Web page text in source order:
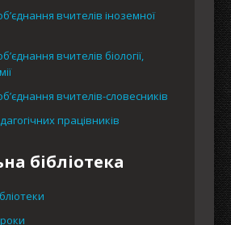
вчителів іноземної
вчителів біології,
вчителів-словесників
працівників
бібліотека